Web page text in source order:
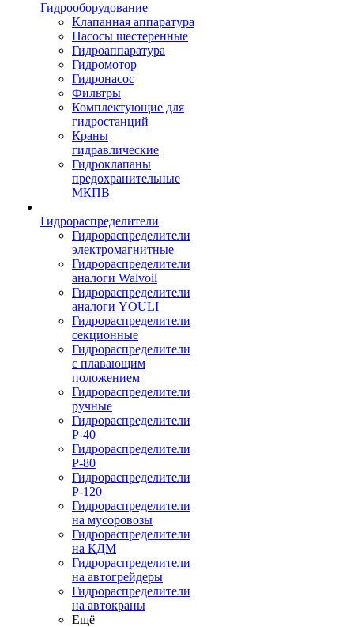
Гидрооборудование
Клапанная аппаратура
Насосы шестеренные
Гидроаппаратура
Гидромотор
Гидронасос
Фильтры
Комплектующие для
гидростанций
Краны
гидравлические
Гидроклапаны
предохранительные
МКПВ
Гидрораспределители
Гидрораспределители
электромагнитные
Гидрораспределители
аналоги Walvoil
Гидрораспределители
аналоги YOULI
Гидрораспределители
секционные
Гидрораспределители
с плавающим
положением
Гидрораспределители
ручные
Гидрораспределители
Р-40
Гидрораспределители
Р-80
Гидрораспределители
Р-120
Гидрораспределители
на мусоровозы
Гидрораспределители
на КДМ
Гидрораспределители
на автогрейдеры
Гидрораспределители
на автокраны
Ещё